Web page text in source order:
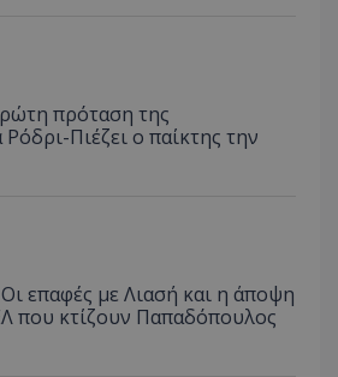
πρόταση της
Πιέζει ο παίκτης την
επαφές με Λιασή και η άποψη
που κτίζουν Παπαδόπουλος